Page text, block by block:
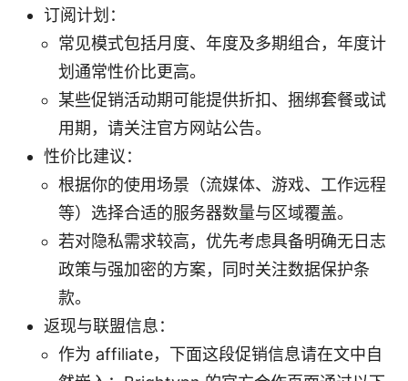
订阅计划：
常见模式包括月度、年度及多期组合，年度计
划通常性价比更高。
某些促销活动期可能提供折扣、捆绑套餐或试
用期，请关注官方网站公告。
性价比建议：
根据你的使用场景（流媒体、游戏、工作远程
等）选择合适的服务器数量与区域覆盖。
若对隐私需求较高，优先考虑具备明确无日志
政策与强加密的方案，同时关注数据保护条
款。
返现与联盟信息：
作为 affiliate，下面这段促销信息请在文中自